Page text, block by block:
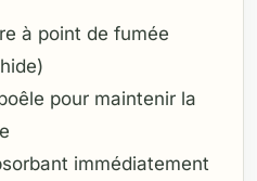
à point de fumée
pour maintenir la
immédiatement